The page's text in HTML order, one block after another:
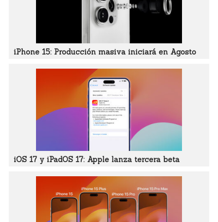
iPhone 15: Producción masiva iniciará en Agosto
iOS 17 y iPadOS 17: Apple lanza tercera beta